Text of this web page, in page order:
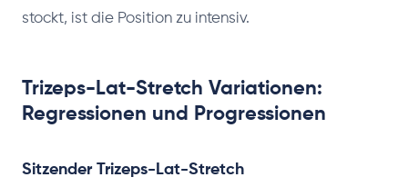
stockt, ist die Position zu intensiv.
Trizeps-Lat-Stretch Variationen:
Regressionen und Progressionen
Sitzender Trizeps-Lat-Stretch